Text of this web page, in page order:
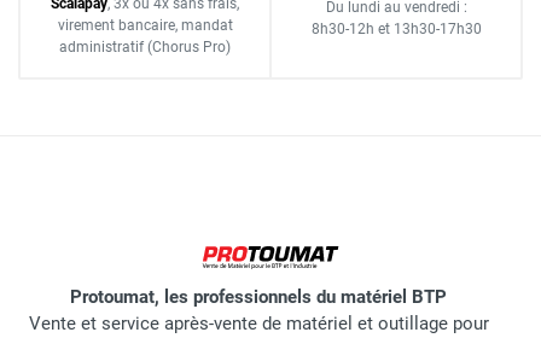
virement bancaire, mandat
administratif (Chorus Pro)
Du lundi au vendredi :
8h30-12h et 13h30-17h30
Protoumat, les professionnels du matériel BTP
Vente et service après-vente de matériel et outillage pour